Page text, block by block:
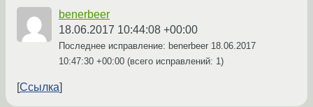
benerbeer
18.06.2017 10:44:08 +00:00
Последнее исправление: benerbeer 18.06.2017
10:47:30 +00:00 (всего исправлений: 1)
Ссылка